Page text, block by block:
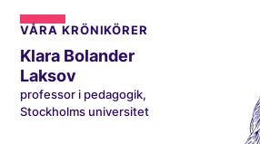
VÅRA KRÖNIKÖRER
Klara Bolander
Laksov
professor i pedagogik,
Stockholms universitet